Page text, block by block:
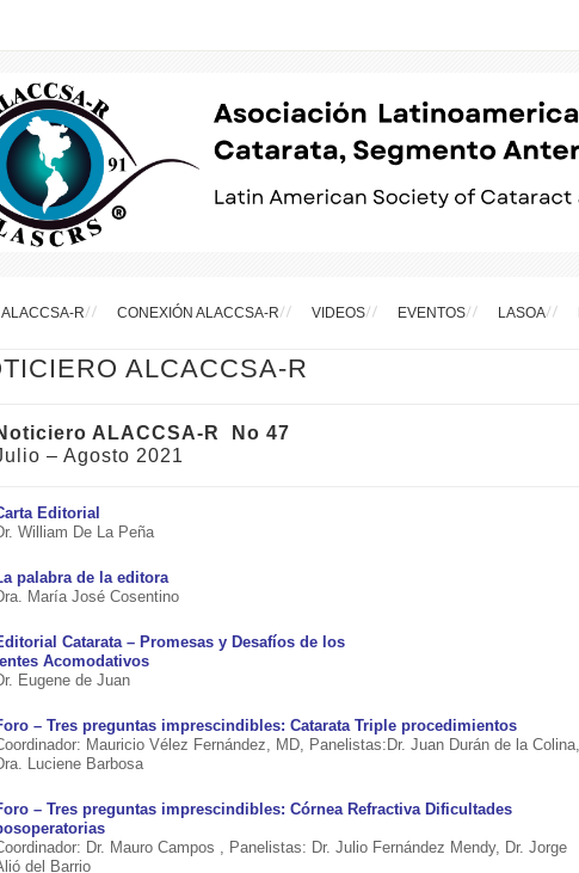
R CONEXIÓN ALACCSA-R VIDEOS EVENTOS LASOA
ALCACCSA-R
ALACCSA-R No 47
– Agosto 2021
Editorial
William De La Peña
palabra de la editora
María José Cosentino
Catarata – Promesas y Desafíos de los
lentes Acomodativos
Eugene de Juan
– Tres preguntas imprescindibles: Catarata Triple procedimientos
Mauricio Vélez Fernández, MD, Panelistas:Dr. Juan Durán de la Colina,
Luciene Barbosa
– Tres preguntas imprescindibles: Córnea Refractiva Dificultades
Dr. Mauro Campos , Panelistas: Dr. Julio Fernández Mendy, Dr. Jorge
del Barrio